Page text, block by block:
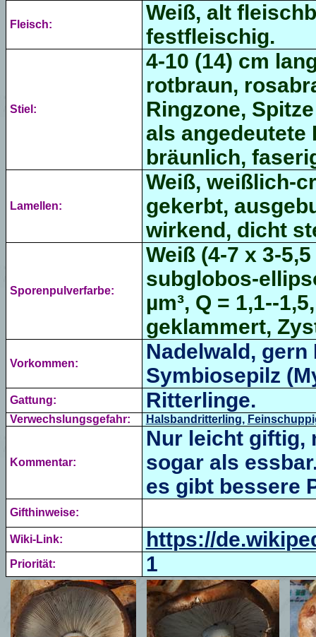
Fleisch:
Weiß, alt
festfleischig.
Stiel:
4-10 (14) cm
rotbraun,
Ringzone,
als angedeutete
bräunlich,
Lamellen:
Weiß, weißlich-
gekerbt,
wirkend, dicht
Sporenpulverfarbe:
Weiß (4-7 x 3-
subglobos-
µm³, Q = 1,1--
geklammert,
Vorkommen:
Nadelwald,
Symbiosepilz (
Gattung: Ritterlinge.
Verwechslungsgefahr: Halsbandritterling,
Kommentar:
Nur leicht giftig,
sogar als
es gibt bessere
Gifthinweise:
Wiki-Link: https://
Priorität: 1